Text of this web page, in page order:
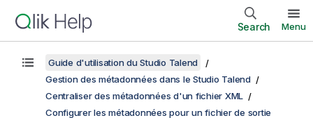
Search Menu
Guide d'utilisation du Studio Talend
Gestion des métadonnées dans le Studio Talend
Centraliser des métadonnées d'un fichier XML
Configurer les métadonnées pour un fichier de sortie